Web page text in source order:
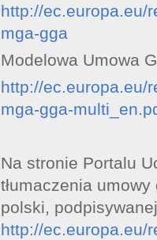
http://ec.europa.eu/
mga-gga
Modelowa Umowa
http://ec.europa.eu/
mga-gga-
Na stronie Portalu
tłumaczenia
polski,
http://ec.europa.eu/